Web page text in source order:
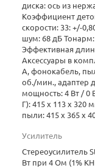
диска: ось из
Коэффициент
скорости: 33: +/-
шум: 68 дБ
Эффективная
Аксессуары в
А, фонокабель,
об./мин., адаптер
мощность: 4 Вт / 0
Г): 415 x 113 x
пыли: 415 x 365 x
Усилитель
Стереоусилитель
Вт при 4 Ом (1%